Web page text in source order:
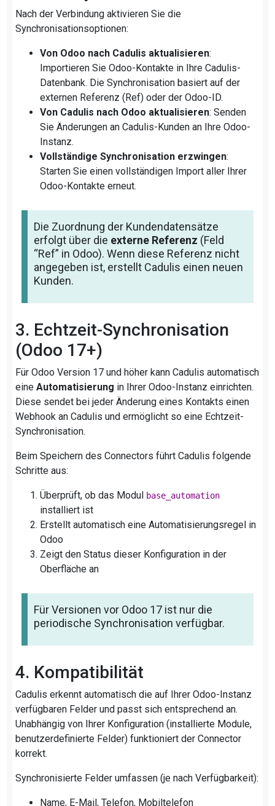
Nach der Verbindung aktivieren Sie die
Synchronisationsoptionen:
Von Odoo nach Cadulis aktualisieren:
Importieren Sie Odoo-Kontakte in Ihre Cadulis-
Datenbank. Die Synchronisation basiert auf der
externen Referenz (Ref) oder der Odoo-ID.
Von Cadulis nach Odoo aktualisieren: Senden
Sie Änderungen an Cadulis-Kunden an Ihre Odoo-
Instanz.
Vollständige Synchronisation erzwingen:
Starten Sie einen vollständigen Import aller Ihrer
Odoo-Kontakte erneut.
Die Zuordnung der Kundendatensätze
erfolgt über die externe Referenz (Feld
“Ref” in Odoo). Wenn diese Referenz nicht
angegeben ist, erstellt Cadulis einen neuen
Kunden.
3. Echtzeit-Synchronisation
(Odoo 17+)
Für Odoo Version 17 und höher kann Cadulis automatisch
eineAutomatisierung in Ihrer Odoo-Instanz einrichten.
Diese sendet bei jeder Änderung eines Kontakts einen
Webhook an Cadulis und ermöglicht so eine Echtzeit-
Synchronisation.
Beim Speichern des Connectors führt Cadulis folgende
Schritte aus:
Überprüft, ob das Modul base_automation
installiert ist
Erstellt automatisch eine Automatisierungsregel in
Odoo
Zeigt den Status dieser Konfiguration in der
Oberfläche an
Für Versionen vor Odoo 17 ist nur die
periodische Synchronisation verfügbar.
4. Kompatibilität
Cadulis erkennt automatisch die auf Ihrer Odoo-Instanz
verfügbaren Felder und passt sich entsprechend an.
Unabhängig von Ihrer Konfiguration (installierte Module,
benutzerdefinierte Felder) funktioniert der Connector
korrekt.
Synchronisierte Felder umfassen (je nach Verfügbarkeit):
Name, E-Mail, Telefon, Mobiltelefon